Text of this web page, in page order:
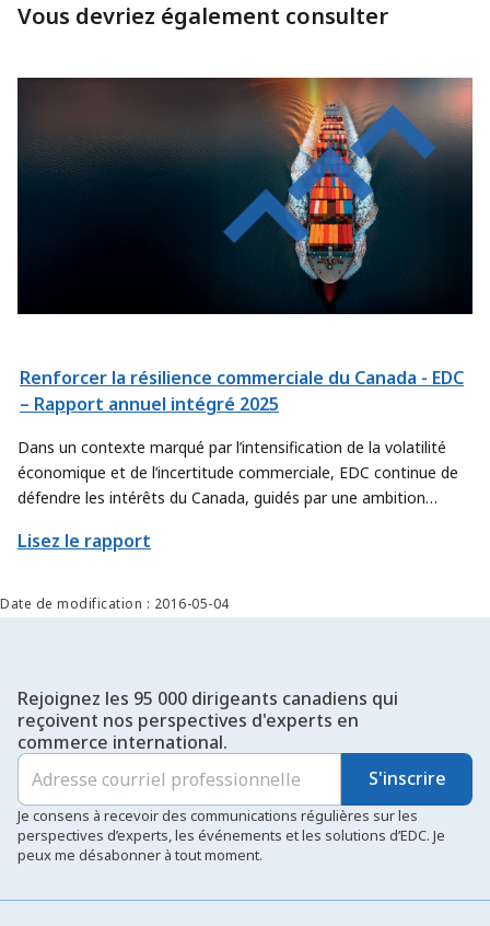
Vous devriez également consulter
Renforcer la résilience commerciale du Canada - EDC
– Rapport annuel intégré 2025
Dans un contexte marqué par l’intensification de la volatilité
économique et de l’incertitude commerciale, EDC continue de
défendre les intérêts du Canada, guidés par une ambition
encore davantage à l’atteinte des objectifs commerciaux
exportateurs et les secteurs canadiens à déployer leur offre à
plus grande échelle et à percer de nouveaux marchés.
Lisez le rapport
Date de modification : 2016-05-04
Rejoignez les 95 000 dirigeants canadiens qui
reçoivent nos perspectives d'experts en
commerce international.
S'inscrire
Je consens à recevoir des communications régulières sur les
perspectives d’experts, les événements et les solutions d’EDC. Je
peux me désabonner à tout moment.